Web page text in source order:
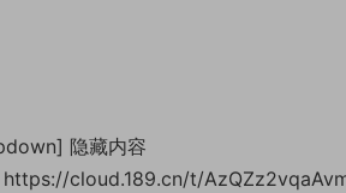
隐藏内容
https://cloud.189.cn/t/